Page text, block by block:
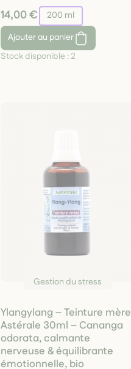
14,00 €
200 ml
Ajouter
au panier
Stock disponible : 2
Gestion du stress
Ylangylang – Teinture mère
Astérale 30ml – Cananga
odorata, calmante
nerveuse & équilibrante
émotionnelle, bio